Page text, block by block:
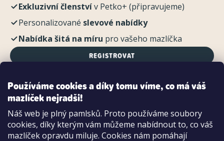
Používáme cookies a díky tomu víme, co má váš
mazlíček nejradši!
Náš web je plný pamlsků. Proto používáme soubory
cookies, díky kterým vám můžeme nabídnout to, co váš
mazlíček opravdu miluje. Cookies nám pomáhají
Exkluzivní členstvív Petko+ (připravujeme)
Personalizované slevové nabídky
Nabídka šitá na míru pro vašeho mazlíčka
REGISTROVAT
Možnosti platby:
Dobírkou
Hotově i kartou na pobočce